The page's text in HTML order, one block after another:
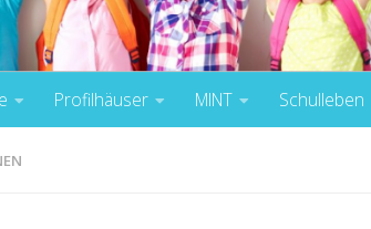
Profilhäuser MINT Schulleben